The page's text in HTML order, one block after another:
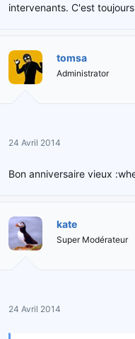
intervenants. C'est
tomsa
Administrator
24 Avril 2014
Bon anniversaire vieux
kate
Super Modérateur
24 Avril 2014